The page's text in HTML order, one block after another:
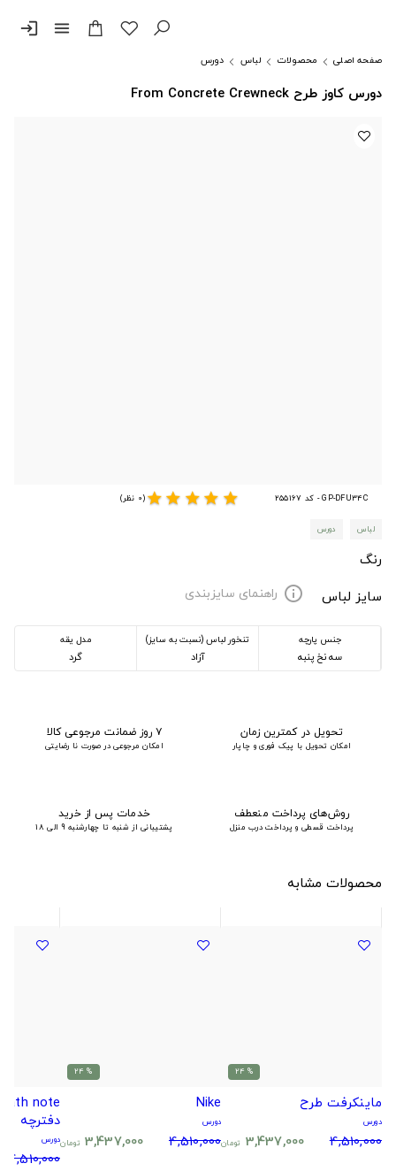
menu
login
صفحه اصلی محصولات لباس دورس
دورس کاوز طرح From Concrete Crewneck
GP-DFU34C - کد 255167 star
star
star
star
star(0 نظر)
لباس دورس
رنگ
سایز لباس
info راهنمای سایزبندی
جنس پارچه
سه نخ پنبه
تنخور لباس (نسبت به سایز)
آزاد
مدل یقه
گرد
تحویل در کمترین زمان
امکان تحویل با پیک فوری و چاپار
۷ روز ضمانت مرجوعی کالا
امکان مرجوعی در صورت نا رضایتی
روش‌های پرداخت منعطف
پرداخت قسطی و پرداخت درب منزل
خدمات پس از خرید
پشتیبانی از شنبه تا چهارشنبه 9 الی 18
محصولات مشابه
% 24
ماینکرفت طرح
دورس
4,510,000
3,437,000 تومان
% 24
Nike
دورس
4,510,000
3,437,000 تومان
دفترچه
دورس
4,510,000